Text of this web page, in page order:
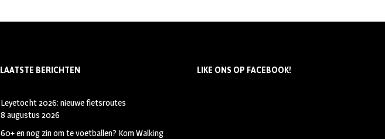
LAATSTE BERICHTEN
Leyetocht 2026: nieuwe fietsroutes
8 augustus 2026
60+ en nog zin om te voetballen? Kom Walking
LIKE ONS OP FACEBOOK!